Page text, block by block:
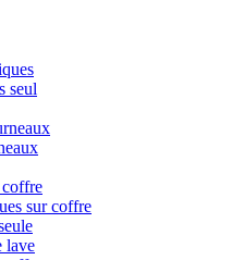
seul
sur coffre
lave